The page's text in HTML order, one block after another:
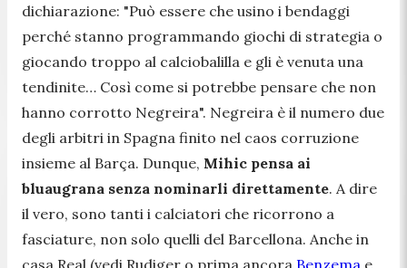
dichiarazione: "Può essere che usino i bendaggi
perché stanno programmando giochi di strategia o
giocando troppo al calciobalilla e gli è venuta una
tendinite… Così come si potrebbe pensare che non
hanno corrotto Negreira". Negreira è il numero due
degli arbitri in Spagna finito nel caos corruzione
insieme al Barça. Dunque, Mihic pensa ai
bluaugrana senza nominarli direttamente. A dire
il vero, sono tanti i calciatori che ricorrono a
fasciature, non solo quelli del Barcellona. Anche in
casa Real (vedi Rudiger o prima ancora Benzema e